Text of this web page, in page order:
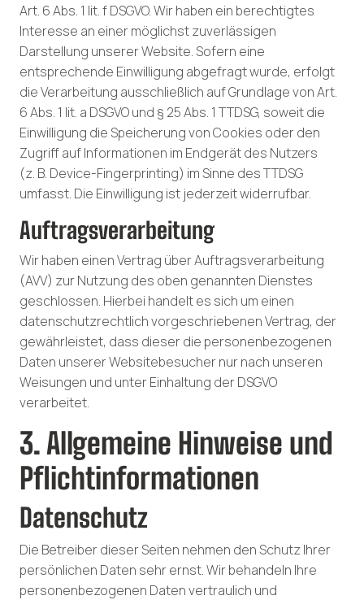
Art. 6 Abs. 1 lit. f DSGVO. Wir haben ein berechtigtes
Interesse an einer möglichst zuverlässigen
Darstellung unserer Website. Sofern eine
entsprechende Einwilligung abgefragt wurde, erfolgt
die Verarbeitung ausschließlich auf Grundlage von Art.
6 Abs. 1 lit. a DSGVO und § 25 Abs. 1 TTDSG, soweit die
Einwilligung die Speicherung von Cookies oder den
Zugriff auf Informationen im Endgerät des Nutzers
(z. B. Device-Fingerprinting) im Sinne des TTDSG
umfasst. Die Einwilligung ist jederzeit widerrufbar.
Auftragsverarbeitung
Wir haben einen Vertrag über Auftragsverarbeitung
(AVV) zur Nutzung des oben genannten Dienstes
geschlossen. Hierbei handelt es sich um einen
datenschutzrechtlich vorgeschriebenen Vertrag, der
gewährleistet, dass dieser die personenbezogenen
Daten unserer Websitebesucher nur nach unseren
Weisungen und unter Einhaltung der DSGVO
verarbeitet.
3. Allgemeine Hinweise und
Pflicht­informationen
Datenschutz
Die Betreiber dieser Seiten nehmen den Schutz Ihrer
persönlichen Daten sehr ernst. Wir behandeln Ihre
personenbezogenen Daten vertraulich und